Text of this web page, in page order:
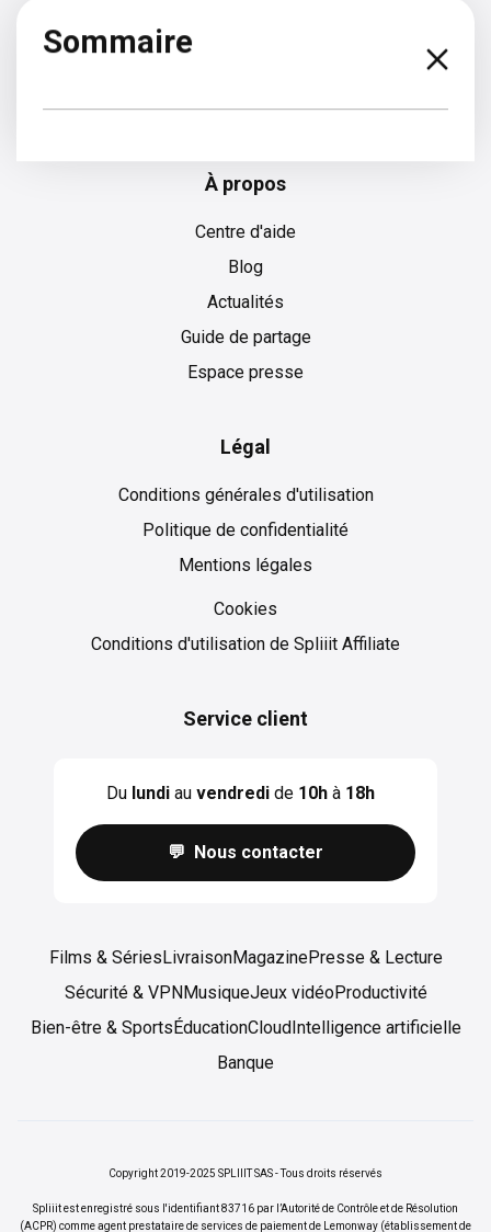
Sommaire
À propos
Centre d'aide
Blog
Actualités
Guide de partage
Espace presse
Légal
Conditions générales d'utilisation
Politique de confidentialité
Mentions légales
Cookies
Conditions d'utilisation de Spliiit Affiliate
Service client
Du lundiau vendredide 10hà 18h
💬 Nous contacter
Films & SériesLivraisonMagazinePresse & Lecture
Sécurité & VPNMusiqueJeux vidéoProductivité
Bien-être & SportsÉducationCloudIntelligence artificielle
Banque
Copyright 2019-2025 SPLIIIT SAS - Tous droits réservés
Spliiit est enregistré sous l'identifiant 83716 par l’Autorité de Contrôle et de Résolution
(ACPR) comme agent prestataire de services de paiement de Lemonway (établissement de